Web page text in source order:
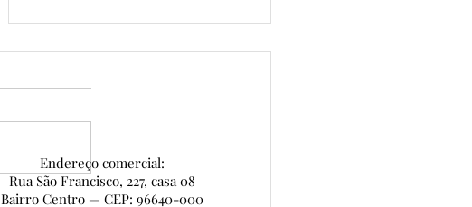
Portal da Casa — conheça o
Endereço comercial:
Rua São Francisco, 227, casa 08
Bairro Centro — CEP: 96640-000